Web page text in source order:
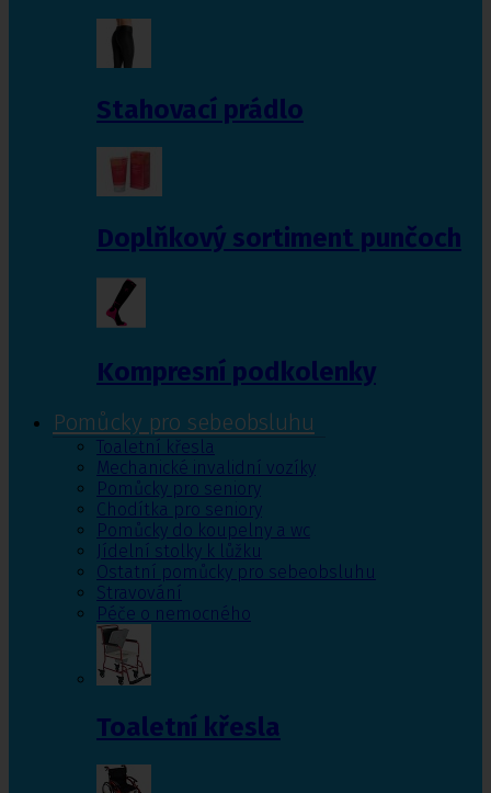
Stahovací prádlo
Doplňkový sortiment punčoch
Kompresní podkolenky
Pomůcky pro sebeobsluhu
Toaletní křesla
Mechanické invalidní vozíky
Pomůcky pro seniory
Chodítka pro seniory
Pomůcky do koupelny a wc
Jídelní stolky k lůžku
Ostatní pomůcky pro sebeobsluhu
Stravování
Péče o nemocného
Toaletní křesla